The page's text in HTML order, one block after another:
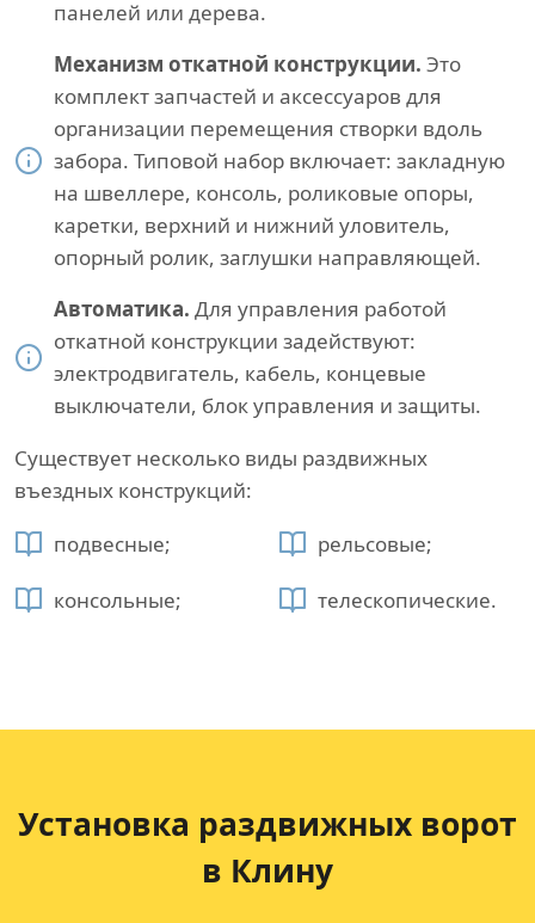
панелей или дерева.
Механизм откатной конструкции. Это
комплект запчастей и аксессуаров для
организации перемещения створки вдоль
забора. Типовой набор включает: закладную
на швеллере, консоль, роликовые опоры,
каретки, верхний и нижний уловитель,
опорный ролик, заглушки направляющей.
Автоматика. Для управления работой
откатной конструкции задействуют:
электродвигатель, кабель, концевые
выключатели, блок управления и защиты.
Существует несколько виды раздвижных
въездных конструкций:
подвесные;
консольные;
рельсовые;
телескопические.
Установка раздвижных ворот
в Клину